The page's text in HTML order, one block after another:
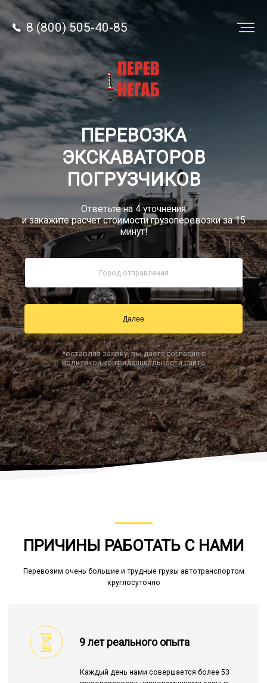
8 (800) 505-40-85
Звонок по РФ бесплатный
sale@simtruck-negabarit.ru
8 (800) 505-40-85
ПЕРЕВОЗКА
ЭКСКАВАТОРОВ
ПОГРУЗЧИКОВ
Ответьте на 4 уточнения
и закажите расчет стоимости грузоперевозки за 15
минут!
Далее
*оставляя заявку, вы даете согласие с
политикой конфиденциальности сайта
ПРИЧИНЫ РАБОТАТЬ С НАМИ
Перевозим очень большие и трудные грузы автотранспортом
круглосуточно
9 лет реального опыта
Каждый день нами совершается более 53